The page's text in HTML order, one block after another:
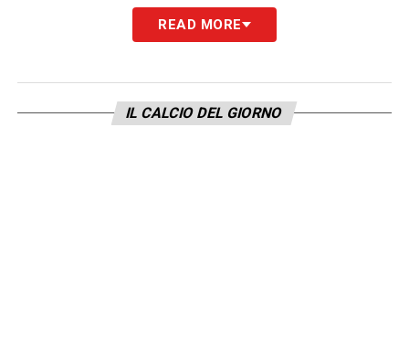
cambiato l’attaccante con Lucca e niente…
Uno fa i cambi per cercare di fare qualcosa
LA PLAYLIST DELLE NOSTRE TOP NEWS
READ MORE
IL CALCIO DEL GIORNO